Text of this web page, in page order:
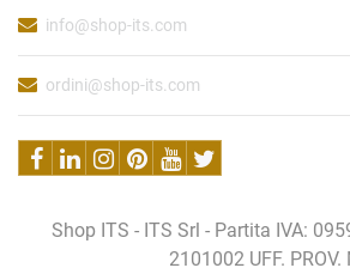
info@shop-its.com
ordini@shop-its.com
Shop ITS - ITS Srl - Partita IVA:
2101002 UFF. PROV.